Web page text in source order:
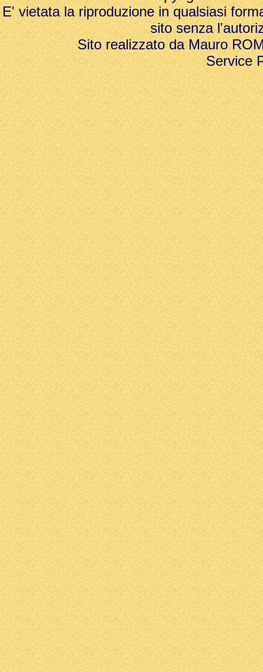
E' vietata la riproduzione in qualsiasi
sito senza
Sito realizzato da Mauro
Service